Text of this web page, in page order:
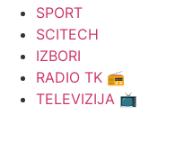
SPORT
SCITECH
IZBORI
RADIO TK 📻
TELEVIZIJA 📺